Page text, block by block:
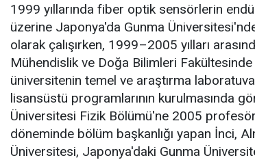
1999 yıllarında fiber optik sensörlerin
üzerine Japonya'da Gunma
olarak çalışırken, 1999–2005 yılları
Mühendislik ve Doğa Bilimleri
üniversitenin temel ve araştırma
lisansüstü programlarının kurulmasında
Üniversitesi Fizik Bölümü'ne 2005
döneminde bölüm başkanlığı yapan İnci,
Üniversitesi, Japonya'daki Gunma